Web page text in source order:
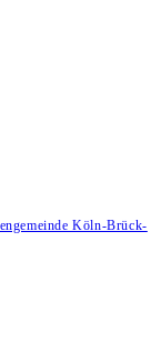
Köln-Brück-